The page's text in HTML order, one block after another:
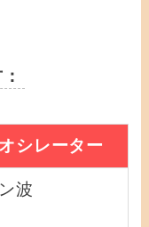
シレーター
波